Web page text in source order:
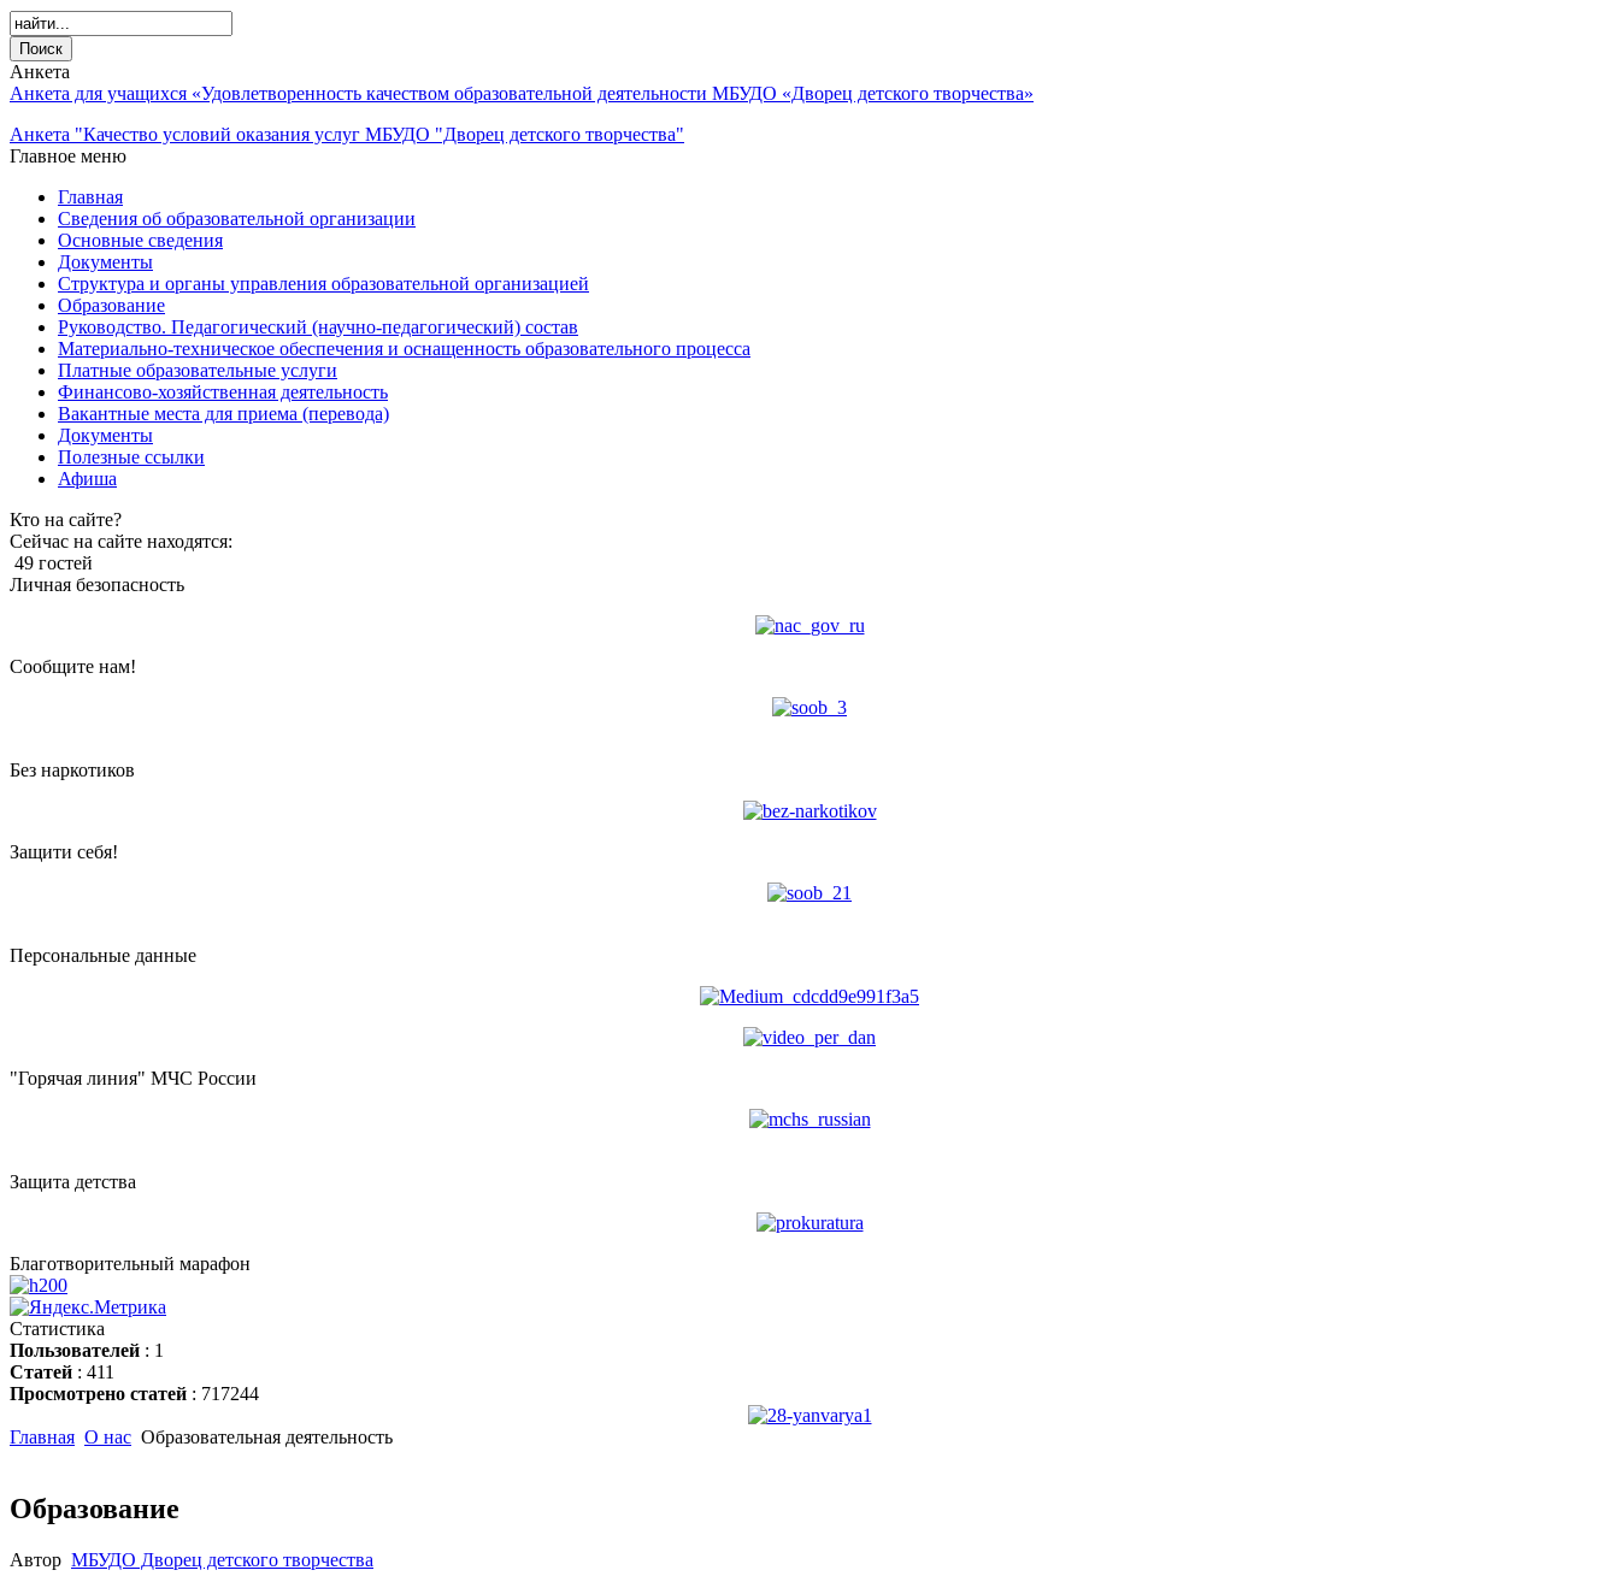
Анкета
Анкета для учащихся «Удовлетворенность качеством образовательной деятельности МБУДО «Дворец детского творчества»
Анкета "Качество условий оказания услуг МБУДО "Дворец детского творчества"
Главное меню
Главная
Сведения об образовательной организации
Основные сведения
Документы
Структура и органы управления образовательной организацией
Образование
Руководство. Педагогический (научно-педагогический) состав
Материально-техническое обеспечения и оснащенность образовательного процесса
Платные образовательные услуги
Финансово-хозяйственная деятельность
Вакантные места для приема (перевода)
Документы
Полезные ссылки
Афиша
Кто на сайте?
Сейчас на сайте находятся:
49 гостей
Личная безопасность
Сообщите нам!
Без наркотиков
Защити себя!
Персональные данные
"Горячая линия" МЧС России
Защита детства
Благотворительный марафон
Статистика
Пользователей : 1
Статей : 411
Просмотрено статей : 717244
Главная О нас Образовательная деятельность
Образование
Автор МБУДО Дворец детского творчества